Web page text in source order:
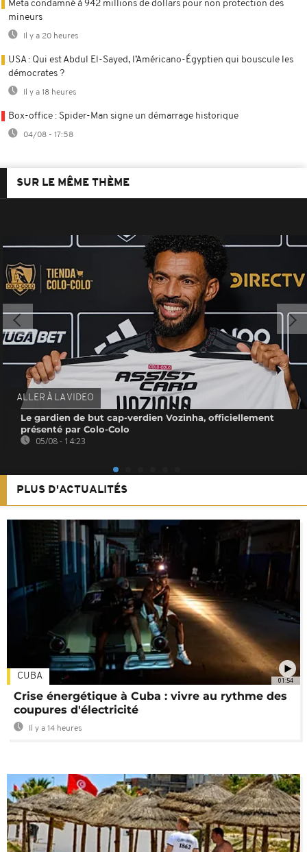
Meta condamné à 942 millions de dollars pour non protection des
mineurs
Il y a 20 heures
USA : Qui est Abdul El-Sayed, l’Américano-Égyptien qui bouscule les
démocrates ?
Il y a 18 heures
Box-office : Spider-Man signe un démarrage historique
04/08 - 17:58
SUR LE MÊME THÈME
ALLER À LA VIDEO
Le gardien de but cap-verdien Vozinha, officiellement
présenté par Colo-Colo
05/08 - 14:23
PLUS D'ACTUALITÉS
01:54
CUBA
Crise énergétique à Cuba : vivre au rythme des
coupures d'électricité
Il y a 14 heures